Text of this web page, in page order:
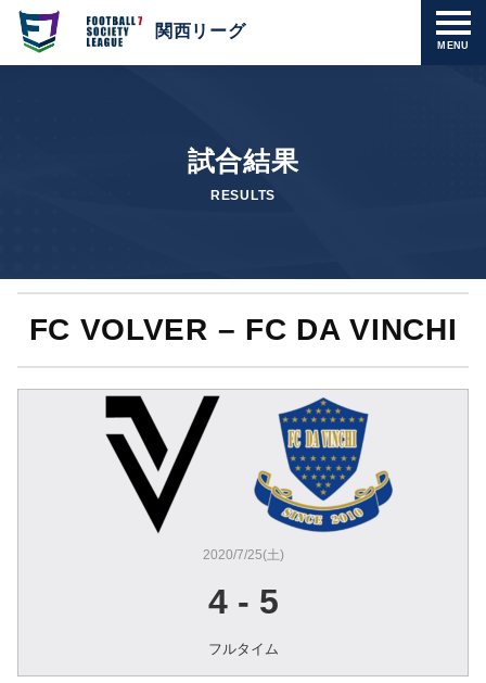
MENU
関西リーグ
試合結果
RESULTS
FC VOLVER – FC DA VINCHI
2020/7/25(土)
4- 5
フルタイム